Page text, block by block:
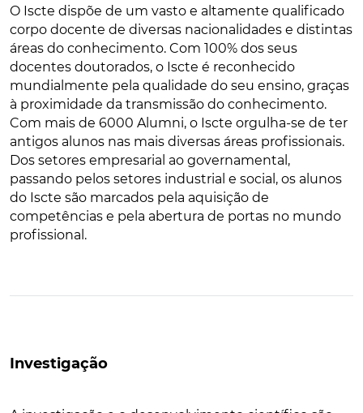
O Iscte dispõe de um vasto e altamente qualificado
corpo docente de diversas nacionalidades e distintas
áreas do conhecimento. Com 100% dos seus
docentes doutorados, o Iscte é reconhecido
mundialmente pela qualidade do seu ensino, graças
à proximidade da transmissão do conhecimento.
Com mais de 6000 Alumni, o Iscte orgulha-se de ter
antigos alunos nas mais diversas áreas profissionais.
Dos setores empresarial ao governamental,
passando pelos setores industrial e social, os alunos
do Iscte são marcados pela aquisição de
competências e pela abertura de portas no mundo
profissional.
Investigação